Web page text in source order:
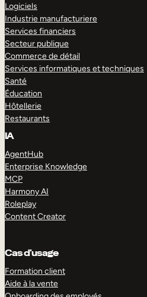
Logiciels
Industrie manufacturiere
Services financiers
Secteur publique
Commerce de détail
Services informatiques et techniques
Santé
Éducation
Hôtellerie
Restaurants
IA
AgentHub
Enterprise Knowledge
MCP
Harmony AI
Roleplay
Content Creator
Cas d’usage
Formation client
Aide à la vente